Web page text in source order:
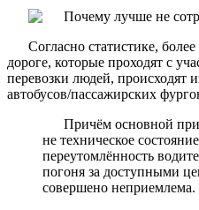
Согласно статистике,
дороге, которые проходят с
перевозки людей, происходят
автобусов/пассажирских
Причём основной
не техническое
переутомлённость
погоня за доступными
совершено неприемлема.